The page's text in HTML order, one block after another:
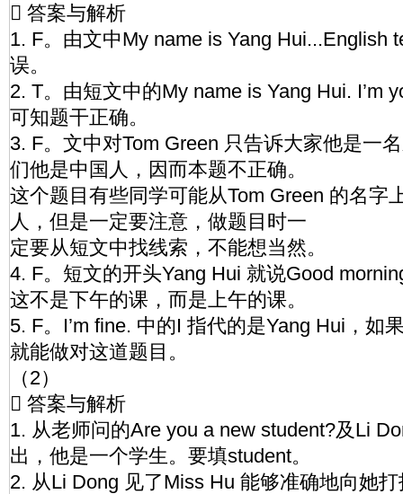
 答案与解析
1. F。由文中My name is Yang Hui...English
误。
2. T。由短文中的My name is Yang Hui. I’m
可知题干正确。
3. F。文中对Tom Green 只告诉大家他是一
们他是中国人，因而本题不正确。
这个题目有些同学可能从Tom Green 的名字
人，但是一定要注意，做题目时一
定要从短文中找线索，不能想当然。
4. F。短文的开头Yang Hui 就说Good
这不是下午的课，而是上午的课。
5. F。I’m fine. 中的I 指代的是Yang Hui，如
就能做对这道题目。
（2）
 答案与解析
1. 从老师问的Are you a new student?及Li
出，他是一个学生。要填student。
2. 从Li Dong 见了Miss Hu 能够准确地向她